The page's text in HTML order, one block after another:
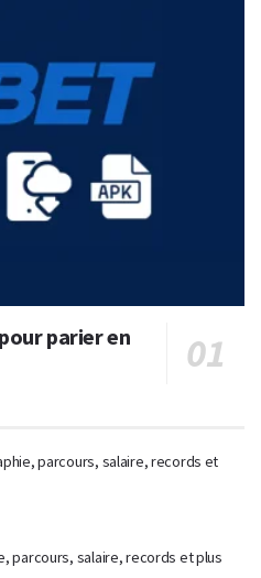
parier en
parcours, salaire, records et
parcours, salaire, records et plus